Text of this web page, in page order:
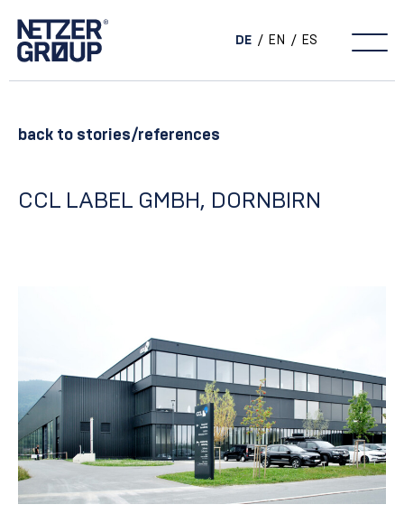
Main Navigation
DE EN ES
back to stories/references
CCL LABEL GMBH, DORNBIRN